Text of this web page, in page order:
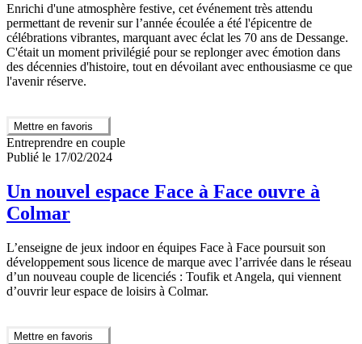
Enrichi d'une atmosphère festive, cet événement très attendu
permettant de revenir sur l’année écoulée a été l'épicentre de
célébrations vibrantes, marquant avec éclat les 70 ans de Dessange.
C'était un moment privilégié pour se replonger avec émotion dans
des décennies d'histoire, tout en dévoilant avec enthousiasme ce que
l'avenir réserve.
Mettre en favoris
Entreprendre en couple
Publié le 17/02/2024
Un nouvel espace Face à Face ouvre à
Colmar
L’enseigne de jeux indoor en équipes Face à Face poursuit son
développement sous licence de marque avec l’arrivée dans le réseau
d’un nouveau couple de licenciés : Toufik et Angela, qui viennent
d’ouvrir leur espace de loisirs à Colmar.
Mettre en favoris